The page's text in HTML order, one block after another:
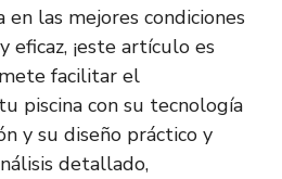
las mejores condiciones
eficaz, ¡este artículo es
facilitar el
piscina con su tecnología
y su diseño práctico y
detallado,